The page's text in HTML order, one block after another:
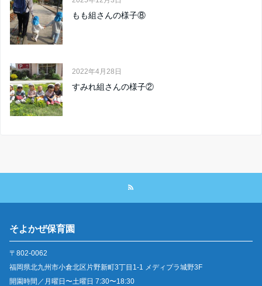
もも組さんの様子⑧
2022年4月28日
すみれ組さんの様子②
そよかぜ保育園
〒802-0062
福岡県北九州市小倉北区片野新町3丁目1-1 メディプラ城野3F
開園時間／月曜日〜土曜日 7:30〜18:30